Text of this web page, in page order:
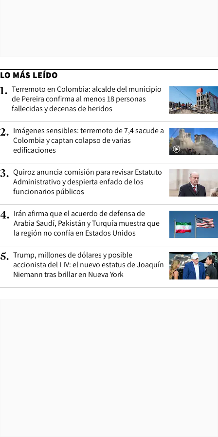
LO MÁS LEÍDO
1. Terremoto en Colombia: alcalde del municipio
de Pereira confirma al menos 18 personas
fallecidas y decenas de heridos
2. Imágenes sensibles: terremoto de 7,4 sacude a
Colombia y captan colapso de varias
edificaciones
3. Quiroz anuncia comisión para revisar Estatuto
Administrativo y despierta enfado de los
funcionarios públicos
4. Irán afirma que el acuerdo de defensa de
Arabia Saudí, Pakistán y Turquía muestra que
la región no confía en Estados Unidos
5. Trump, millones de dólares y posible
accionista del LIV: el nuevo estatus de Joaquín
Niemann tras brillar en Nueva York